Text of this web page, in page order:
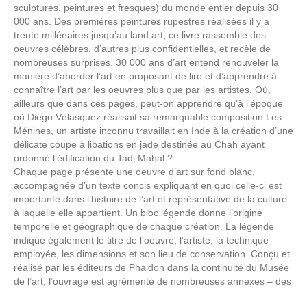
sculptures, peintures et fresques) du monde entier depuis 30
000 ans. Des premières peintures rupestres réalisées il y a
trente millénaires jusqu’au land art, ce livre rassemble des
oeuvres célèbres, d’autres plus confidentielles, et recèle de
nombreuses surprises. 30 000 ans d’art entend renouveler la
manière d’aborder l’art en proposant de lire et d’apprendre à
connaître l’art par les oeuvres plus que par les artistes. Où,
ailleurs que dans ces pages, peut-on apprendre qu’à l’époque
où Diego Vélasquez réalisait sa remarquable composition Les
Ménines, un artiste inconnu travaillait en Inde à la création d’une
délicate coupe à libations en jade destinée au Chah ayant
ordonné l’édification du Tadj Mahal ?
Chaque page présente une oeuvre d’art sur fond blanc,
accompagnée d’un texte concis expliquant en quoi celle-ci est
importante dans l’histoire de l’art et représentative de la culture
à laquelle elle appartient. Un bloc légende donne l’origine
temporelle et géographique de chaque création. La légende
indique également le titre de l’oeuvre, l’artiste, la technique
employée, les dimensions et son lieu de conservation. Conçu et
réalisé par les éditeurs de Phaidon dans la continuité du Musée
de l’art, l’ouvrage est agrémenté de nombreuses annexes – des